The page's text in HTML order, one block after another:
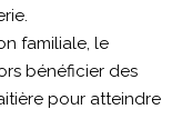
familiale, le
bénéficier des
pour atteindre